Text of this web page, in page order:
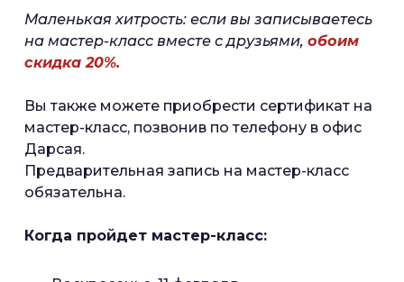
Маленькая хитрость: если вы записываетесь
на мастер-класс вместе с друзьями, обоим
скидка 20%.
Вы также можете приобрести сертификат на
мастер-класс, позвонив по телефону в офис
Дарсая.
Предварительная запись на мастер-класс
обязательна.
Когда пройдет мастер-класс: